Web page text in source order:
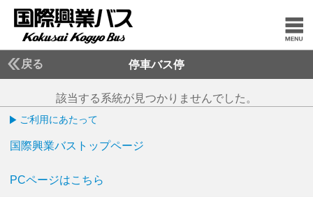
戻る 停車バス停
該当する系統が見つかりませんでした。
ご利用にあたって
国際興業バストップページ
PCページはこちら